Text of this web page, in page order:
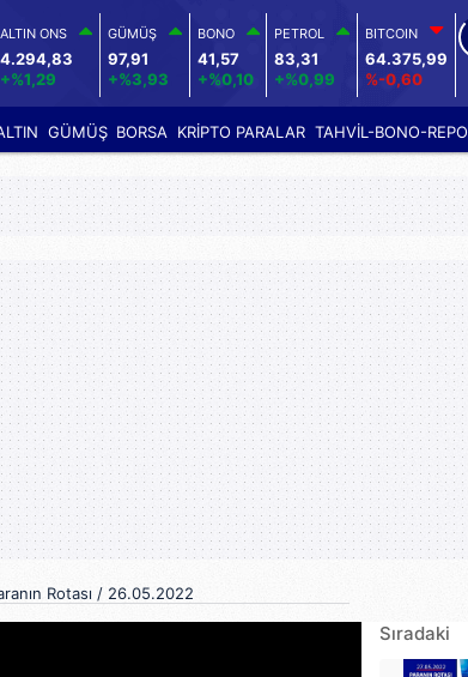
ALTIN ONS
4.294,83
+%1,29
GÜMÜŞ
97,91
+%3,93
BONO
41,57
+%0,10
PETROL
83,31
+%0,99
BITCOIN
64.375,99
%-0,60
GÜMÜŞ BORSA KRİPTO PARALAR TAHVİL-BONO-REPO
Rotası / 26.05.2022
Sıradaki